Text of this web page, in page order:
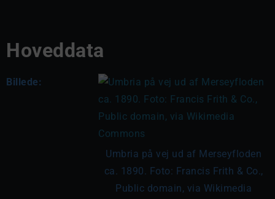
Hoveddata
Billede:
Umbria på vej ud af Merseyfloden
ca. 1890. Foto: Francis Frith & Co.,
Public domain, via Wikimedia